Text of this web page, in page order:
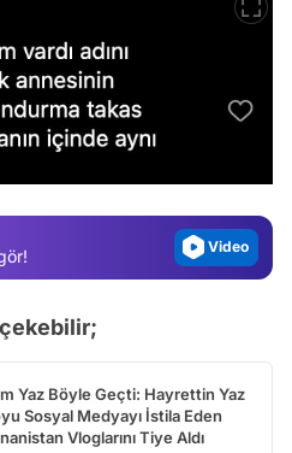
Test
Video
Yaz Böyle Geçti: Hayrettin Yaz
Sosyal Medyayı İstila Eden
Vloglarını Tiye Aldı